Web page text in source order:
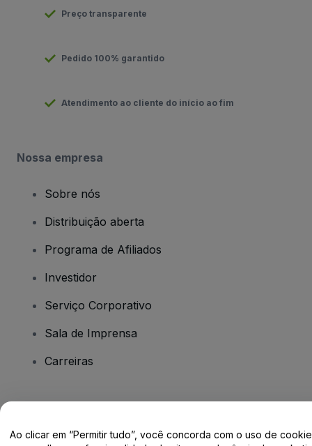
Preço transparente
Pedido 100% garantido
Atendimento ao cliente do início ao fim
Nossa empresa
Sobre nós
Distribuição aberta
Programa de Afiliados
Investidor
Serviço Corporativo
Sala de Imprensa
Carreiras
Ao clicar em “Permitir tudo”, você concorda com o uso de